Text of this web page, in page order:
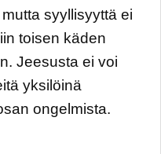
syyllisyyttä ei
toisen käden
Jeesusta ei voi
yksilöinä
ongelmista.